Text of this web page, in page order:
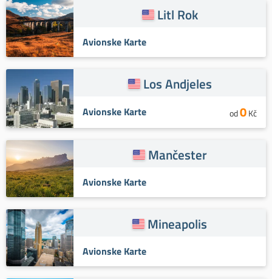
Litl Rok
Avionske Karte
Los Andjeles
Avionske Karte od0Kč
Mančester
Avionske Karte
Mineapolis
Avionske Karte